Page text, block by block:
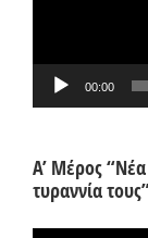
00:00
Α’ Μέρος “Νέα
τυραννία